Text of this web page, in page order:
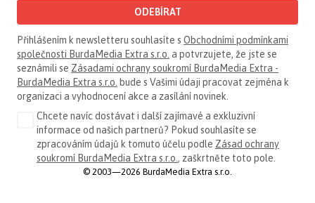
ODEBÍRAT
Přihlášením k newsletteru souhlasíte s Obchodními podmínkami
společnosti BurdaMedia Extra s.r.o. a potvrzujete, že jste se
seznámili se Zásadami ochrany soukromí BurdaMedia Extra -
BurdaMedia Extra s.r.o. bude s Vašimi údaji pracovat zejména k
organizaci a vyhodnocení akce a zasílání novinek.
Chcete navíc dostávat i další zajímavé a exkluzivní
informace od našich partnerů? Pokud souhlasíte se
zpracováním údajů k tomuto účelu podle Zásad ochrany
soukromí BurdaMedia Extra s.r.o., zaškrtněte toto pole.
© 2003—2026 BurdaMedia Extra s.r.o.